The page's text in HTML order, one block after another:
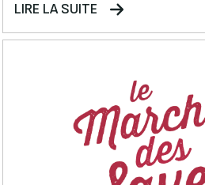
LIRE LA SUITE